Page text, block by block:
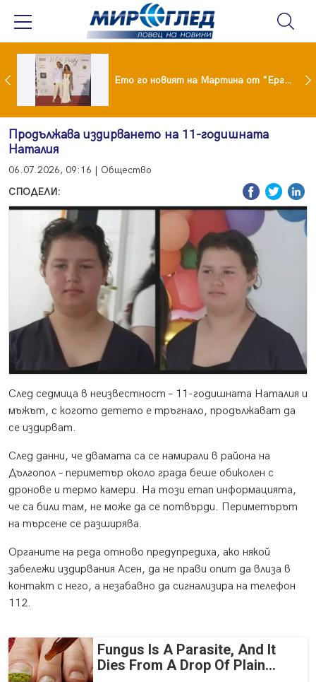
И Ники Кънчев се разведе тайно като Геро Ето го новият на Мартина от "Ергенът"
Продължава издирването на 11-годишната
Наталия
06.07.2026, 09:16 | Общество
СПОДЕЛИ:
След седмица в неизвестност – 11-годишната Наталия и
мъжът, с когото детето е тръгнало, продължават да
се издирват.
След данни, че двамата са се намирали в района на
Дългопол – периметър около града беше обиколен с
дронове и термо камери. На този етап информацията,
че са били там, не може да се потвърди. Периметърът
на търсене се разширява.
Органите на реда отново предупредиха, ако някой
забележи издирвания Асен, да не прави опит да влиза в
контакт с него, а незабавно да сигнализира на телефон
112.
Fungus Is A Parasite, And It
Dies From A Drop Of Plain...